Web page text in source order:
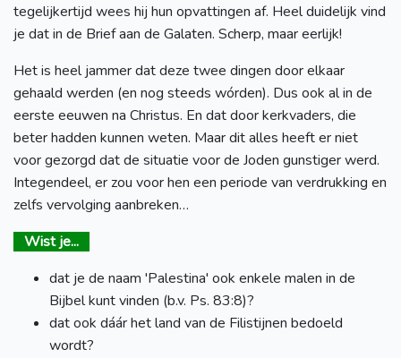
tegelijkertijd wees hij hun opvattingen af. Heel duidelijk vind
je dat in de Brief aan de Galaten. Scherp, maar eerlijk!
Het is heel jammer dat deze twee dingen door elkaar
gehaald werden (en nog steeds wórden). Dus ook al in de
eerste eeuwen na Christus. En dat door kerkvaders, die
beter hadden kunnen weten. Maar dit alles heeft er niet
voor gezorgd dat de situatie voor de Joden gunstiger werd.
Integendeel, er zou voor hen een periode van verdrukking en
zelfs vervolging aanbreken…
Wist je...
dat je de naam 'Palestina' ook enkele malen in de
Bijbel kunt vinden (b.v. Ps. 83:8)?
dat ook dáár het land van de Filistijnen bedoeld
wordt?